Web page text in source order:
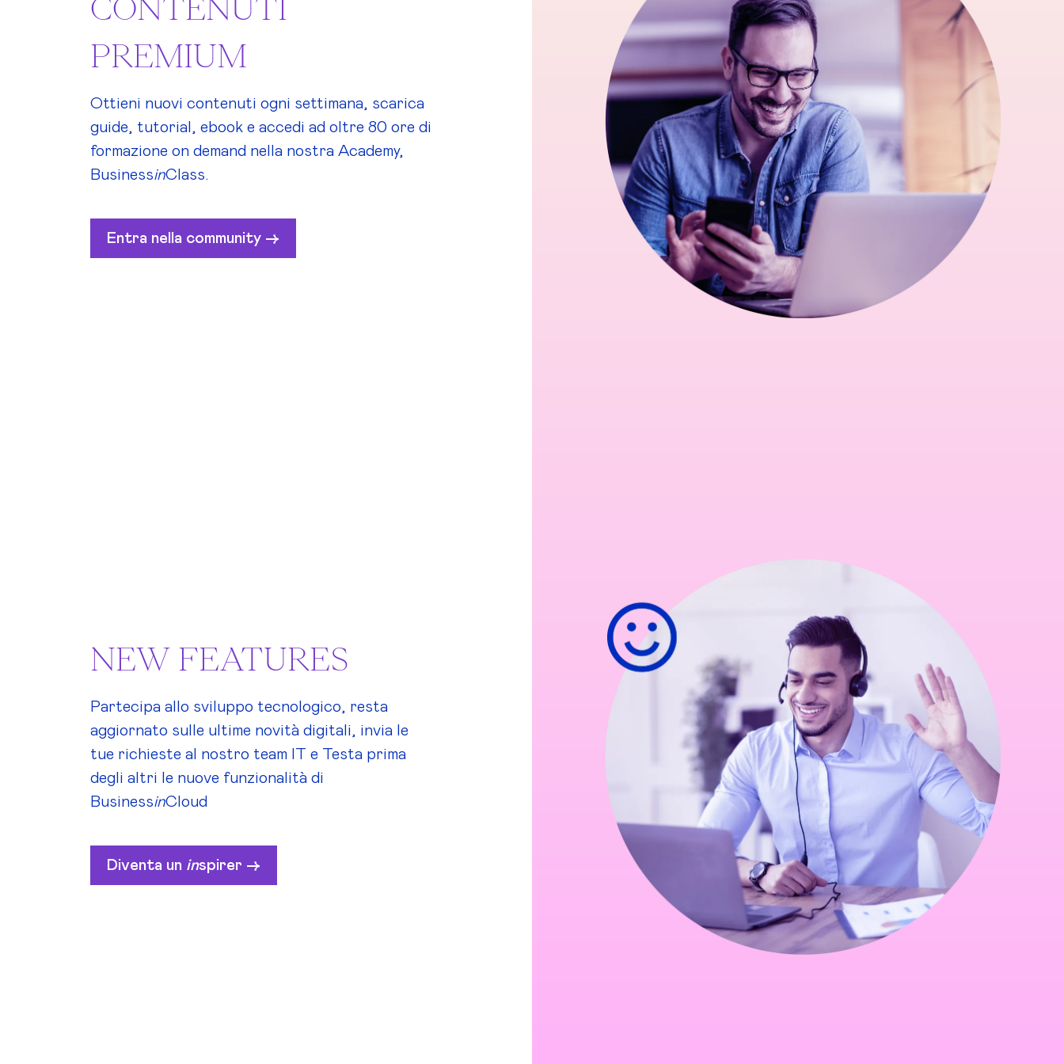
CONTENUTI
PREMIUM
Ottieni nuovi contenuti ogni settimana, scarica
guide, tutorial, ebook e accedi ad oltre 80 ore di
formazione on demand nella nostra Academy,
BusinessinClass.
Entra nella community ->
NEW FEATURES
Partecipa allo sviluppo tecnologico, resta
aggiornato sulle ultime novità digitali, invia le
tue richieste al nostro team IT e Testa prima
degli altri le nuove funzionalità di
BusinessinCloud
Diventa un inspirer ->